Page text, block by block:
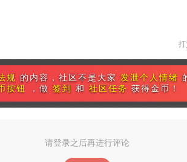
规 的内容，社区不是大家 发泄个人情绪
按钮 ，做 签到 和 社区任务 获得金币！
请登录之后再进行评论